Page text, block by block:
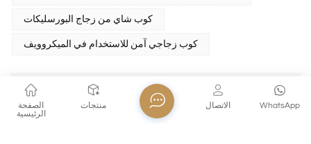
كوب شاي من زجاج البورسليكات
كوب زجاجي آمن للاستخدام في الميكروويف
المقالة السابقة
كيفية تنظيف كأس زجاجي كريستالي؟
الصفحة
الرئيسية
منتجات WhatsApp الاتصال